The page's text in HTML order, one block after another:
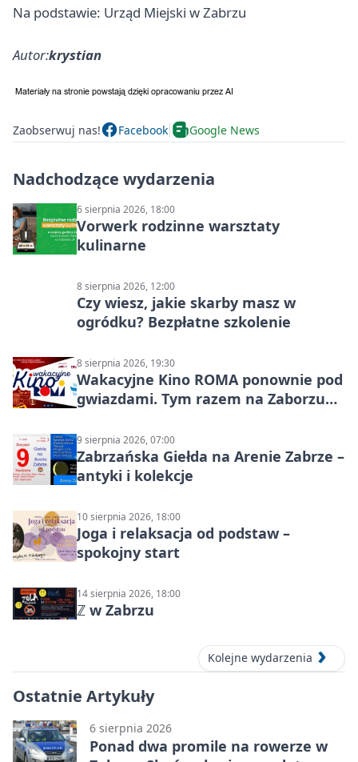
Na podstawie: Urząd Miejski w Zabrzu
Autor:krystian
Zaobserwuj nas! Facebook Google News
Nadchodzące wydarzenia
6 sierpnia 2026, 18:00
Vorwerk rodzinne warsztaty
kulinarne
8 sierpnia 2026, 12:00
Czy wiesz, jakie skarby masz w
ogródku? Bezpłatne szkolenie
8 sierpnia 2026, 19:30
Wakacyjne Kino ROMA ponownie pod
gwiazdami. Tym razem na Zaborzu
9 sierpnia 2026, 07:00
Zabrzańska Giełda na Arenie Zabrze –
antyki i kolekcje
10 sierpnia 2026, 18:00
Joga i relaksacja od podstaw –
spokojny start
14 sierpnia 2026, 18:00
ℤ w Zabrzu
Kolejne wydarzenia
Ostatnie Artykuły
6 sierpnia 2026
Ponad dwa promile na rowerze w